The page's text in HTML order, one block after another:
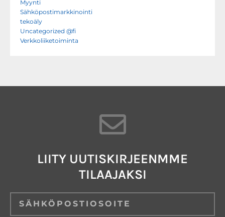
Myynti
Sähköpostimarkkinointi
tekoäly
Uncategorized @fi
Verkkoliiketoiminta
LIITY UUTISKIRJEENMME
TILAAJAKSI